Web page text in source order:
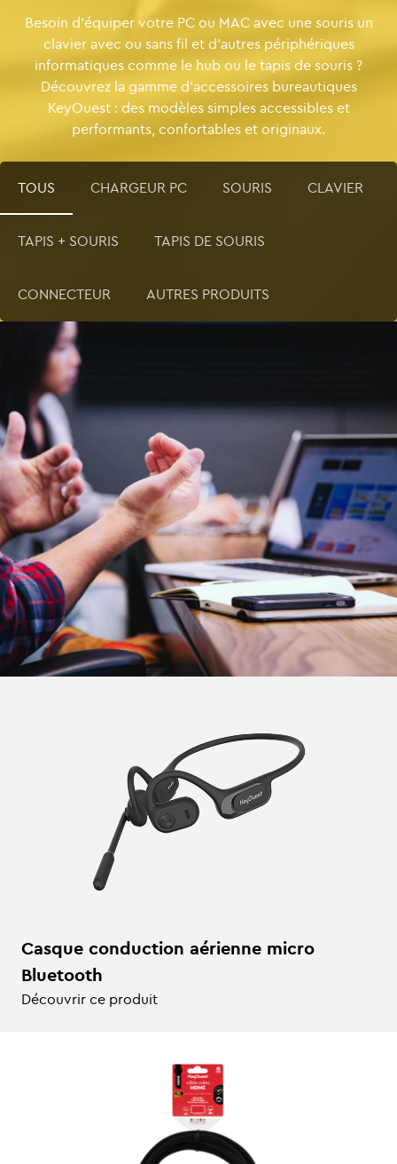
Besoin d’équiper votre PC ou MAC avec une souris un
clavier avec ou sans fil et d’autres périphériques
informatiques comme le hub ou le tapis de souris ?
Découvrez la gamme d’accessoires bureautiques
KeyOuest : des modèles simples accessibles et
performants, confortables et originaux.
TOUS CHARGEUR PC SOURIS CLAVIER
TAPIS + SOURIS TAPIS DE SOURIS
CONNECTEUR AUTRES PRODUITS
Casque conduction aérienne micro
Bluetooth
Découvrir ce produit